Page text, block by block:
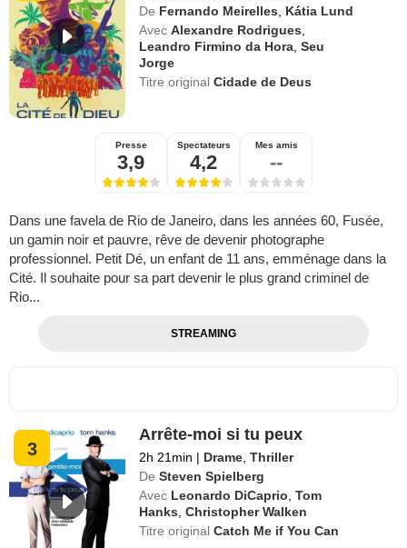
De Fernando Meirelles
Kátia Lund
Avec Alexandre Rodrigues
Leandro Firmino da Hora ,Seu
Jorge
Titre originalCidade de Deus
Presse
3,9
Spectateurs
4,2
Mes amis
--
Dans une favela de Rio de Janeiro, dans les années 60, Fusée,
un gamin noir et pauvre, rêve de devenir photographe
professionnel. Petit Dé, un enfant de 11 ans, emménage dans la
Cité. Il souhaite pour sa part devenir le plus grand criminel de
Rio...
STREAMING
3
Arrête-moi si tu peux
2h 21min | Drame ,Thriller
De Steven Spielberg
Avec Leonardo DiCaprio ,Tom
Hanks ,Christopher Walken
Titre originalCatch Me if You Can